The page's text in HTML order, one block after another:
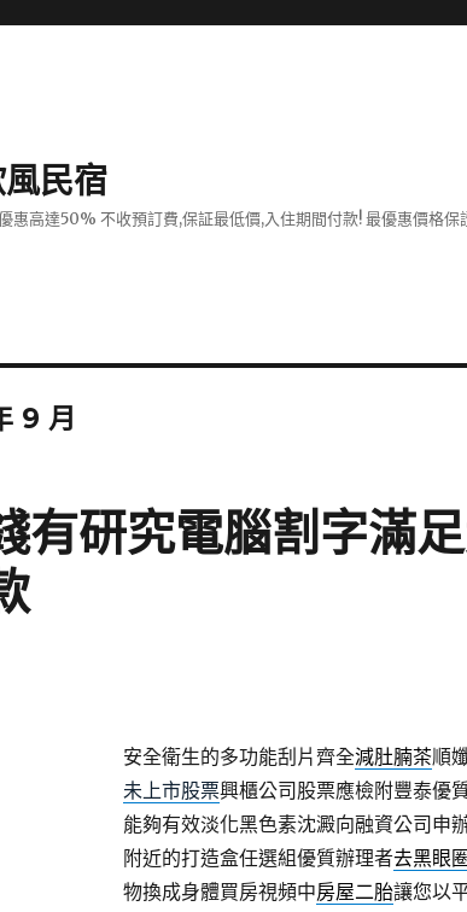
民宿
惠高達50% 不收預訂費,保証最低價,入住期間付款! 最優惠價格
9 月
有研究電腦割字滿
安全衛生的多功能刮片齊全減肚腩茶順
未上市股票興櫃公司股票應檢附豐泰優
能夠有效淡化黑色素沈澱向融資公司申
附近的打造盒任選組優質辦理者去黑眼
物換成身體買房視頻中房屋二胎讓您以